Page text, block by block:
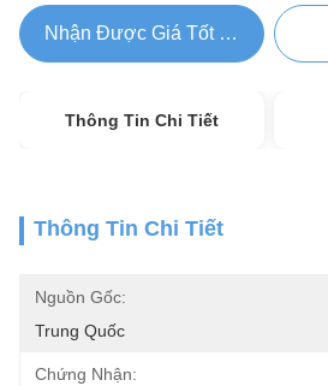
Nhận Được Giá Tốt Nhất
Thông Tin Chi Tiết
Thông Tin Chi Tiết
Nguồn Gốc:
Trung Quốc
Chứng Nhận: